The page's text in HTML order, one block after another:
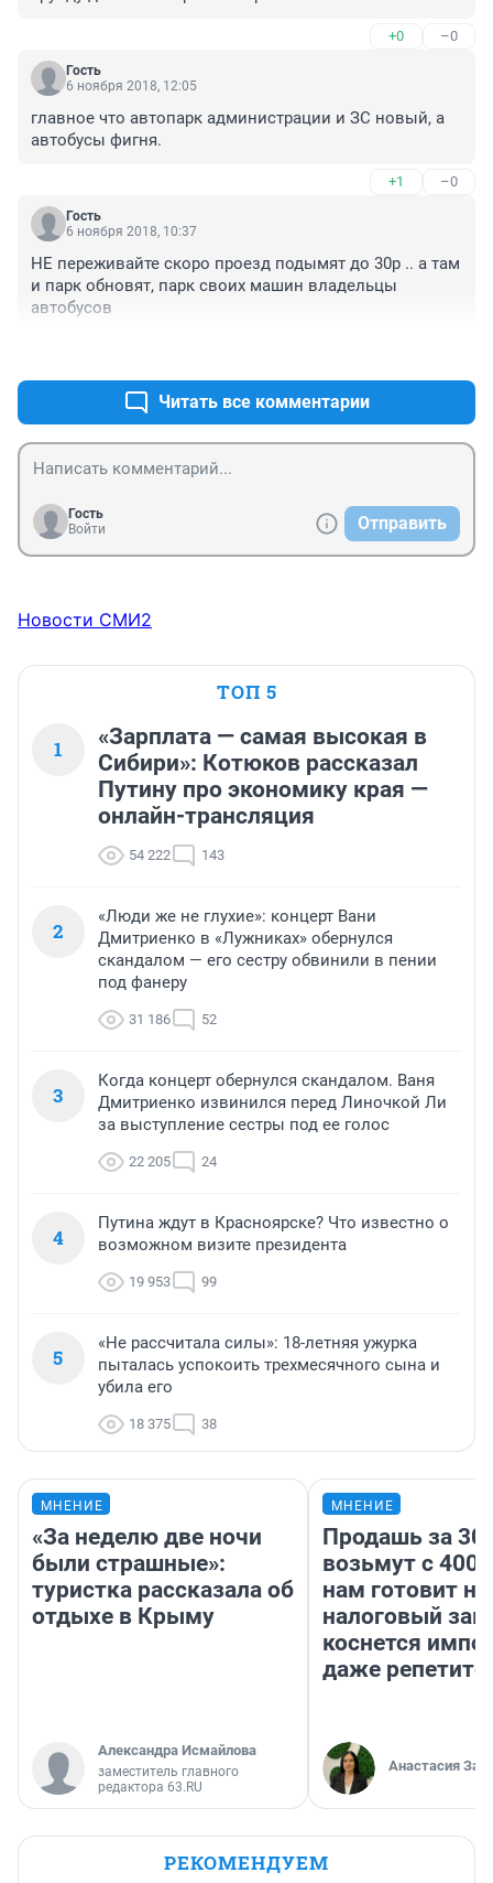
+0 –0
Гость
6 ноября 2018, 12:05
главное что автопарк администрации и ЗС новый, а
автобусы фигня.
+1 –0
Гость
6 ноября 2018, 10:37
НЕ переживайте скоро проезд подымят до 30р .. а там
и парк обновят, парк своих машин владельцы
автобусов
Читать все комментарии
Гость
Войти
Отправить
Новости СМИ2
ТОП 5
1
«Зарплата — самая высокая в
Сибири»: Котюков рассказал
Путину про экономику края —
онлайн-трансляция
54 222 143
2
«Люди же не глухие»: концерт Вани
Дмитриенко в «Лужниках» обернулся
скандалом — его сестру обвинили в пении
под фанеру
31 186 52
3
Когда концерт обернулся скандалом. Ваня
Дмитриенко извинился перед Линочкой Ли
за выступление сестры под ее голос
22 205 24
4
Путина ждут в Красноярске? Что известно о
возможном визите президента
19 953 99
5
«Не рассчитала силы»: 18-летняя ужурка
пыталась успокоить трехмесячного сына и
убила его
18 375 38
МНЕНИЕ
«За неделю две ночи
были страшные»:
туристка рассказала об
отдыхе в Крыму
Александра Исмайлова
заместитель главного
редактора 63.RU
МНЕНИЕ
Продашь за
возьмут с
нам готовит
налоговый
коснется
даже
Анастасия
РЕКОМЕНДУЕМ